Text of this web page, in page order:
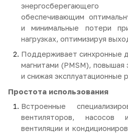
обеспечивающим
и минимальные потери
нагрузках, оптимизируя
Поддерживает синхронные
магнитами (PMSM),
и снижая эксплуатационные
Простота использования
Встроенные
вентиляторов, насосов
вентиляции и